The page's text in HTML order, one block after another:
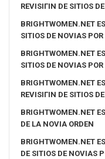
REVISIГІN DE SITIOS
BRIGHTWOMEN.NET
SITIOS DE NOVIAS POR
BRIGHTWOMEN.NET
SITIOS DE NOVIAS POR
BRIGHTWOMEN.NET
REVISIГІN DE SITIOS
BRIGHTWOMEN.NET
DE LA NOVIA ORDEN
BRIGHTWOMEN.NET
DE SITIOS DE NOVIAS